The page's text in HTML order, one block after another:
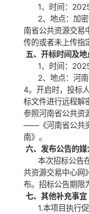
1、时间：
2、地点：加
南省公共资源交易
传的或者未上传指
五、开标时间及地
1、时间：
2、地点：河
4。开启时，投标
标文件进行远程解
参照河南省公共
——《河南省公共
南》。
六、发布公告的
本次招标公告
共资源交易中心网
布。招标公告期限
七、其他补充事宜
1.本项目执行